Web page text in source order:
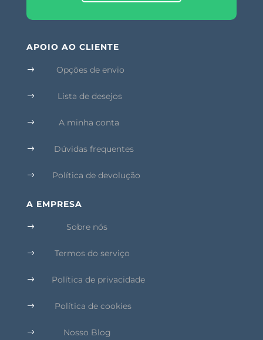
APOIO AO CLIENTE
$ Opções de envio
$ Lista de desejos
$ A minha conta
$ Dúvidas frequentes
$ Política de devolução
A EMPRESA
$ Sobre nós
$ Termos do serviço
$ Política de privacidade
$ Política de cookies
$ Nosso Blog